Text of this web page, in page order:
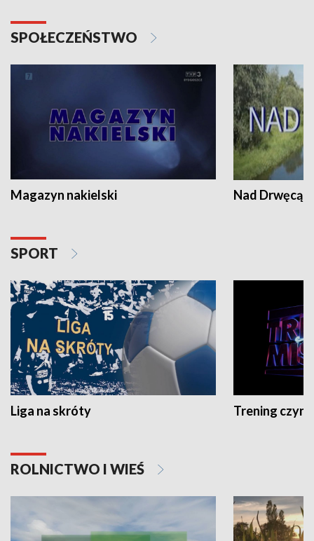
SPOŁECZEŃSTWO
Magazyn nakielski Nad Drwęcą
SPORT
Liga na skróty Trening czyni
ROLNICTWO I WIEŚ